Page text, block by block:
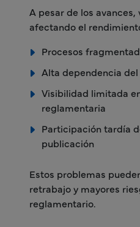
A pesar de los
afectando el
Procesos
Alta dependencia
Visibilidad limitada
reglamentaria
Participación tardía
publicación
Estos problemas
retrabajo y mayores
reglamentario.